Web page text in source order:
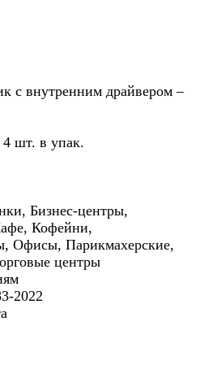
с внутренним драйвером –
4 шт. в упак.
Бизнес-центры,
Кофейни,
Офисы, Парикмахерские,
центры
2022